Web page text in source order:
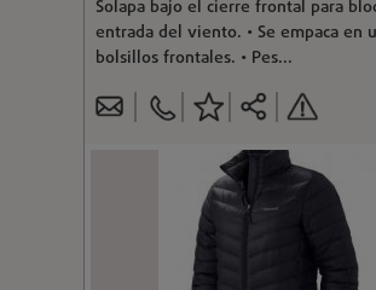
Solapa bajo el cierre frontal para
entrada del viento. • Se empaca en
bolsillos frontales. • Pes...